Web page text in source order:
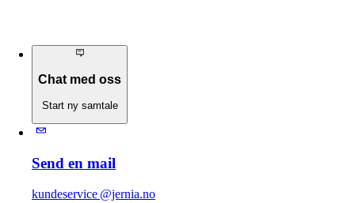
Chat med oss
Start ny samtale
Send en mail
kundeservice @jernia.no